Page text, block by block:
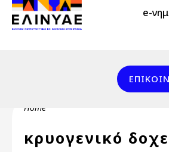
Skip to main content
Header Top 2 e-
Header Top
Breadcrumb
Home
κρυογενικό